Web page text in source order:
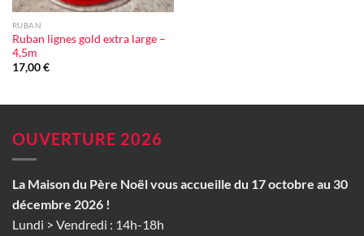
RUBAN
Ruban lignes gold extra large –
4,5m
17,00€
OUVERTURE 2026
La Maison du Père Noël vous accueille du 17 octobre au 30
décembre 2026 !
Lundi > Vendredi : 14h-18h